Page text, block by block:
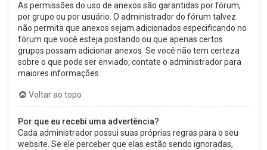
As permissões do uso de anexos são garantidas por fórum,
por grupo ou por usuário. O administrador do fórum talvez
não permita que anexos sejam adicionados especificando no
fórum que você esteja postando ou que apenas certos
grupos possam adicionar anexos. Se você não tem certeza
sobre o que pode ser enviado, contate o administrador para
maiores informações.
Voltar ao topo
Por que eu recebi uma advertência?
Cada administrador possui suas próprias regras para o seu
website. Se ele perceber que elas estão sendo ignoradas,